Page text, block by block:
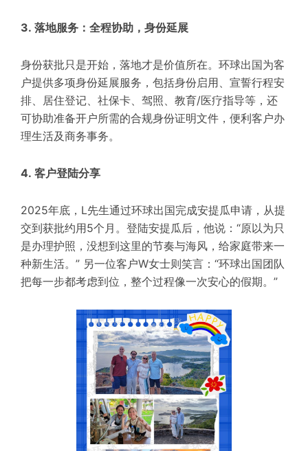
3. 落地服务：全程协助，身份延展
身份获批只是开始，落地才是价值所在。环球出国为客
户提供多项身份延展服务， 包括身份启用、宣誓行程安
排、居住登记、社保卡、驾照、教育/医疗指导等 ， 还
可协助准备开户所需的合规身份证明文件，便利客户办
理生活及商务事务。
4. 客户登陆分享
2025年底，L先生通过环球出国完成安提瓜申请，从提
交到获批约用5个月。登陆安提瓜后，他说：“原以为只
是办理护照，没想到这里的节奏与海风，给家庭带来一
种新生活。” 另一位客户W女士则笑言：“环球出国团队
把每一步都考虑到位，整个过程像一次安心的假期。”